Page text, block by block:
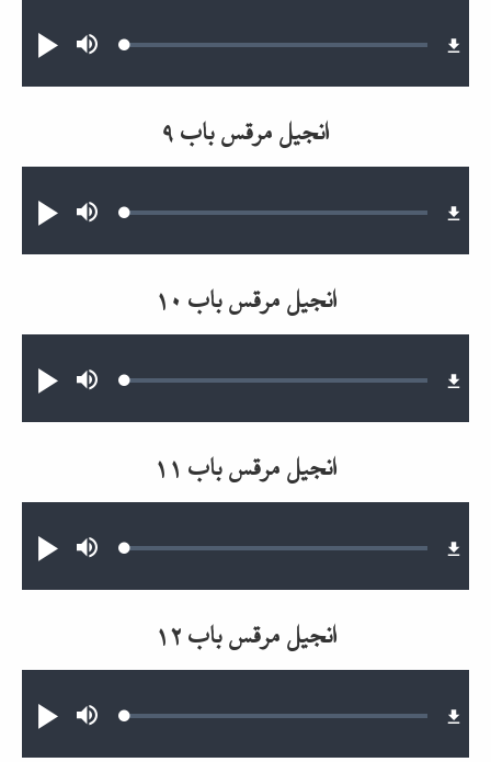
پخش MuteLoaded:
انجیل مرقس باب ۹
پخش MuteLoaded:
انجیل مرقس باب ۱۰
پخش MuteLoaded:
انجیل مرقس باب ۱۱
پخش MuteLoaded:
انجیل مرقس باب ۱۲
پخش MuteLoaded: